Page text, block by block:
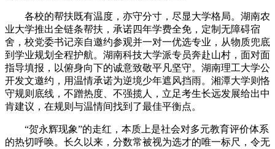
各校的帮扶既有温度，亦守分寸，尽显大学格局。湖南农
业大学推出全链条帮扶，承诺四年学费全免，定制无障碍宿
舍，校党委书记亲自邀约参观并一对一优选专业，从物质兜底
到学业规划全程护航。湖南科技大学派专员奔赴山村，面对面
指导填报，以俯身向下的诚意致敬平凡坚守。湖南理工大学公
开发文邀约，用温情承诺为逆境少年遮风挡雨。湘潭大学则恪
守规则底线，不蹭热度、不强揽人，立足考生长远发展给出中
肯建议，在规则与温情间找到了最佳平衡点。
“贺永辉现象”的走红，本质上是社会对多元教育评价体系
的热切呼唤。长久以来，分数常被视为选才的唯一标尺，令无